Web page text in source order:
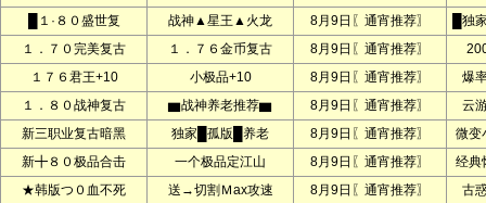
█１·８０盛世复
战神▲星王▲火龙 8月9日〖通宵推荐〗
█独
１．７０完美复古
１．７６金币复古 8月9日〖通宵推荐〗
１７６君王+10
小极品+10 8月9日〖通宵推荐〗
爆
１．８０战神复古
▆战神养老推荐▆ 8月9日〖通宵推荐〗
云
新三职业复古暗黑
独家█孤版█养老 8月9日〖通宵推荐〗
微变
新╋８０极品合击
一个极品定江山 8月9日〖通宵推荐〗
经
★韩版つ０血不死
送→切割Ｍax攻速 8月9日〖通宵推荐〗 古